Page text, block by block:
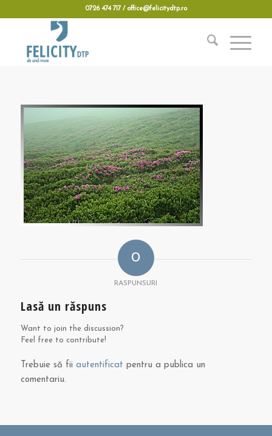
0726 474 717 / office@felicitydtp.ro
0
RASPUNSURI
Lasă un răspuns
Want to join the discussion?
Feel free to contribute!
Trebuie să fii autentificat pentru a publica un
comentariu.